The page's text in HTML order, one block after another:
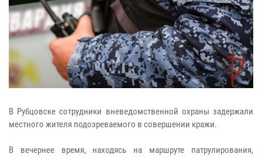
В Рубцовске сотрудники вневедомственной охраны задержали
местного жителя подозреваемого в совершении кражи.
В вечернее время, находясь на маршруте патрулирования,